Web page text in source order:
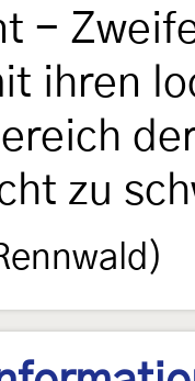
-
ihren
zu